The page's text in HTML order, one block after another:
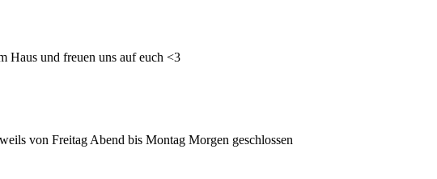
Haus und freuen uns auf euch <3
von Freitag Abend bis Montag Morgen geschlossen